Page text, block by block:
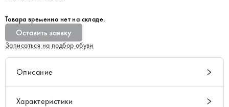
Товара временно нет на складе.
Оставить заявку
Записаться на подбор обуви
Описание
Характеристики